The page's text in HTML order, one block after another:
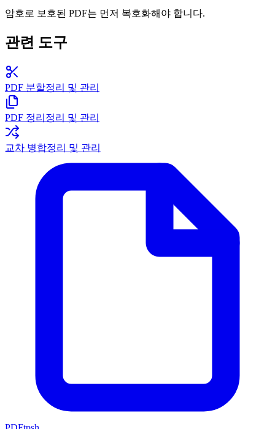
암호로 보호된 PDF는 먼저 복호화해야 합니다.
관련 도구
PDF 분할정리 및 관리
PDF 정리 정리 및 관리
교차 병합정리 및 관리